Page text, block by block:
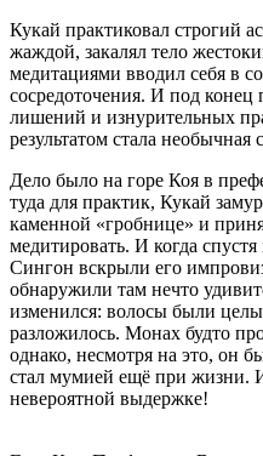
Кукай практиковал строгий
жаждой, закалял тело
медитациями вводил себя в
сосредоточения. И под
лишений и изнурительных
результатом стала необычная
Дело было на горе Коя в
туда для практик, Кукай
каменной «гробнице» и
медитировать. И когда
Сингон вскрыли его
обнаружили там нечто
изменился: волосы были
разложилось. Монах будто
однако, несмотря на это, он
стал мумией ещё при жизни.
невероятной выдержке!